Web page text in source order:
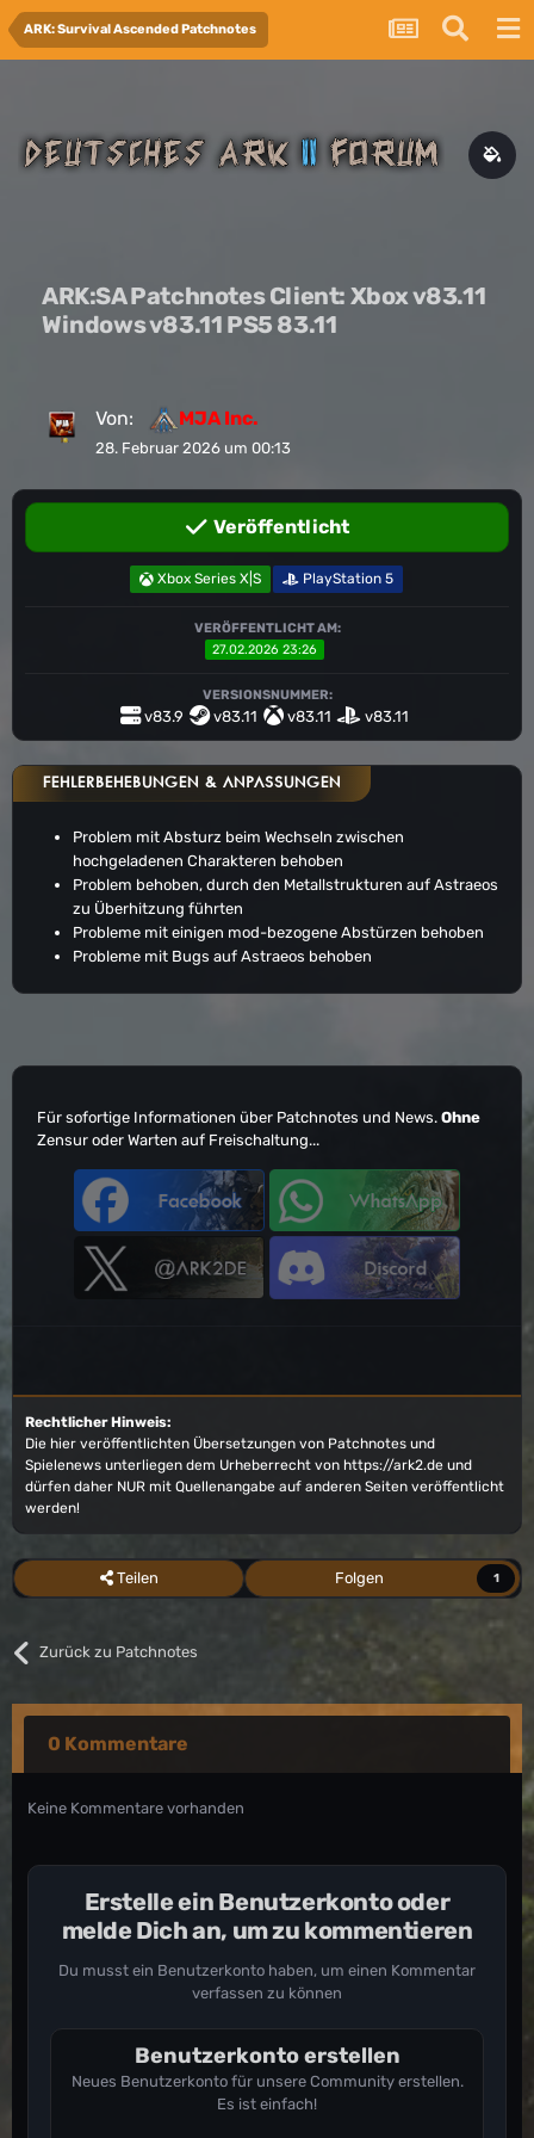
ARK: Survival Ascended Patchnotes
ARK:SA Patchnotes Client: Xbox v83.11
Windows v83.11 PS5 83.11
Von: MJA Inc.
28. Februar 2026 um 00:13
Veröffentlicht
Xbox Series X|S PlayStation 5
VERÖFFENTLICHT AM:
27.02.2026 23:26
VERSIONSNUMMER:
v83.9 v83.11 v83.11 v83.11
FEHLERBEHEBUNGEN & ANPASSUNGEN
Problem mit Absturz beim Wechseln zwischen
hochgeladenen Charakteren behoben
Problem behoben, durch den Metallstrukturen auf Astraeos
zu Überhitzung führten
Probleme mit einigen mod-bezogene Abstürzen behoben
Probleme mit Bugs auf Astraeos behoben
Für sofortige Informationen über Patchnotes und News. Ohne
Zensur oder Warten auf Freischaltung...
Rechtlicher Hinweis:
Die hier veröffentlichten Übersetzungen von Patchnotes und
Spielenews unterliegen dem Urheberrecht von https://ark2.de und
dürfen daher NUR mit Quellenangabe auf anderen Seiten veröffentlicht
werden!
Teilen Folgen 1
Zurück zu Patchnotes
0 Kommentare
Keine Kommentare vorhanden
Erstelle ein Benutzerkonto oder
melde Dich an, um zu kommentieren
Du musst ein Benutzerkonto haben, um einen Kommentar
verfassen zu können
Benutzerkonto erstellen
Neues Benutzerkonto für unsere Community erstellen.
Es ist einfach!